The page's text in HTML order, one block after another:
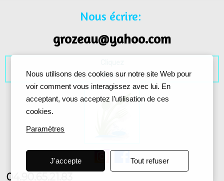
Nous écrire:
grozeau@yahoo.com
sous nosliensci-dessous
04.90.65.21.83
Nous utilisons des cookies sur notre site Web pour
voir comment vous interagissez avec lui. En
acceptant, vous acceptez l’utilisation de ces
cookies.
Paramètres
J'accepte Tout refuser